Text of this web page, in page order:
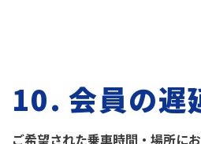
10. 会員の遅
ご希望された乗車時間・場所に